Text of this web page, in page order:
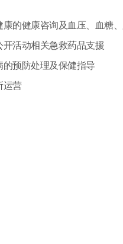
康的健康咨询及血压、血糖
开活动相关急救药品支援
的预防处理及保健指导
运营